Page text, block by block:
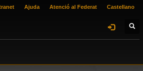
Ajuda Atenció al Federat Castellano